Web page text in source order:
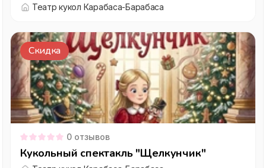
Театр кукол Карабаса-Барабаса
Скидка
0 отзывов
Кукольный спектакль "Щелкунчик"